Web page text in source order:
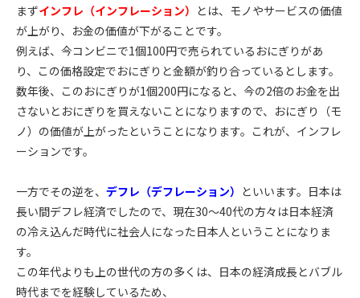
まずインフレ（インフレーション） とは、モノやサービスの価値
が上がり、お金の価値が下がることです。
例えば、今コンビニで1個100円で売られているおにぎりがあ
り、この価格設定でおにぎりと金額が釣り合っているとします。
数年後、このおにぎりが1個200円になると、今の2倍のお金を出
さないとおにぎりを買えないことになりますので、おにぎり（モ
ノ）の価値が上がったということになります。これが、インフレ
ーションです。
一方でその逆を、 デフレ（デフレーション） といいます。日本は
長い間デフレ経済でしたので、現在30～40代の方々は日本経済
の冷え込んだ時代に社会人になった日本人ということになりま
す。
この年代よりも上の世代の方の多くは、日本の経済成長とバブル
時代までを経験しているため、